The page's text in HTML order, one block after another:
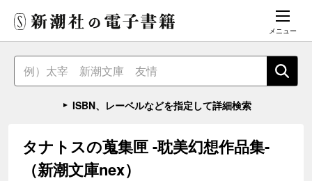
メニュー
ISBN、レーベルなどを指定して詳細検索
タナトスの蒐集匣 -耽美幻想作品集-
（新潮文庫nex）